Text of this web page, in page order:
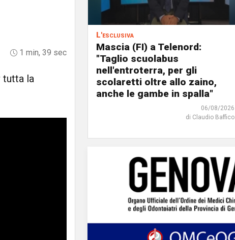
1 min, 39 sec
tutta la
L'esclusiva
Mascia (FI) a Telenord:
"Taglio scuolabus
nell'entroterra, per gli
scolaretti oltre allo zaino,
anche le gambe in spalla"
06/08/2026
di Claudio Baffico